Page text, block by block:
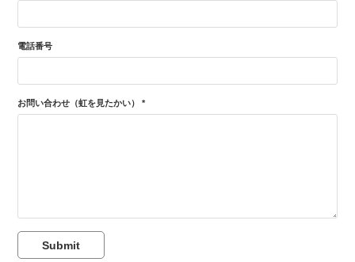
電話番号
お問い合わせ（虹を見たかい） *
Submit